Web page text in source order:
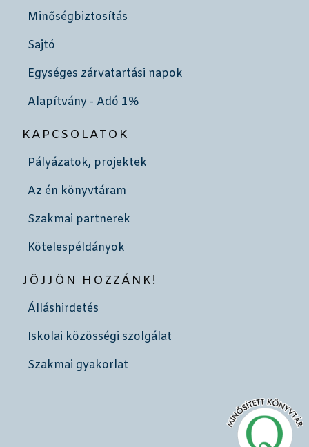
Minőségbiztosítás
Sajtó
Egységes zárvatartási napok
Alapítvány - Adó 1%
KAPCSOLATOK
Pályázatok, projektek
Az én könyvtáram
Szakmai partnerek
Kötelespéldányok
JÖJJÖN HOZZÁNK!
Álláshirdetés
Iskolai közösségi szolgálat
Szakmai gyakorlat